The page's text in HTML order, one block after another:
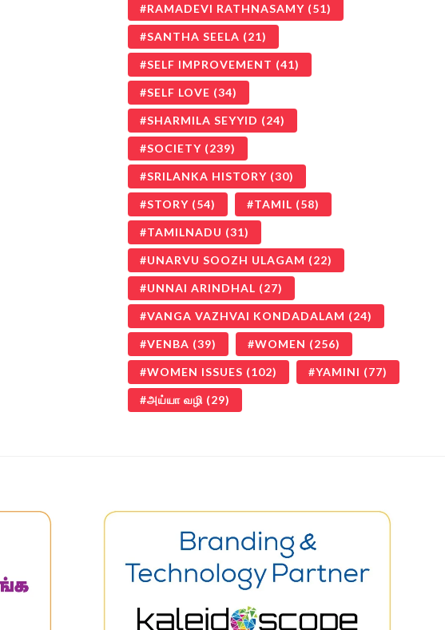
RAMADEVI RATHNASAMY (51)
SANTHA SEELA (21)
SELF IMPROVEMENT (41)
SELF LOVE (34)
SHARMILA SEYYID (24)
SOCIETY (239)
SRILANKA HISTORY (30)
STORY (54) TAMIL (58)
TAMILNADU (31)
UNARVU SOOZH ULAGAM (22)
UNNAI ARINDHAL (27)
VANGA VAZHVAI KONDADALAM (24)
VENBA (39) WOMEN (256)
WOMEN ISSUES (102) YAMINI (77)
அய்யா வழி (29)